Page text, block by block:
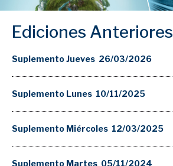
Ediciones Anteriores
Suplemento Jueves 26/03/2026
Suplemento Lunes 10/11/2025
Suplemento Miércoles 12/03/2025
Suplemento Martes 05/11/2024